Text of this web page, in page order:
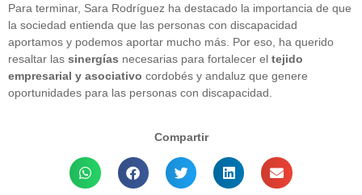
Para terminar, Sara Rodríguez ha destacado la importancia de que
la sociedad entienda que las personas con discapacidad
aportamos y podemos aportar mucho más. Por eso, ha querido
resaltar las sinergías necesarias para fortalecer el tejido
empresarial y asociativo cordobés y andaluz que genere
oportunidades para las personas con discapacidad.
Compartir